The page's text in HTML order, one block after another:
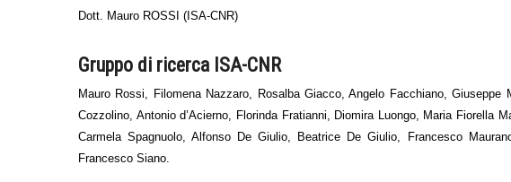
Dott. Mauro ROSSI (ISA-CNR)
Gruppo di ricerca ISA-CNR
Mauro Rossi, Filomena Nazzaro, Rosalba Giacco, Angelo Facchiano,
Cozzolino, Antonio d’Acierno, Florinda Fratianni, Diomira Luongo, Maria Fiorella
Carmela Spagnuolo, Alfonso De Giulio, Beatrice De Giulio, Francesco
Francesco Siano.